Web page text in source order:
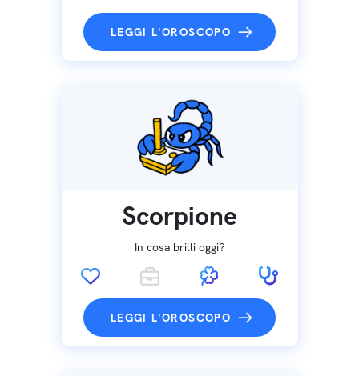
LEGGI L'OROSCOPO
Scorpione
In cosa brilli oggi?
LEGGI L'OROSCOPO